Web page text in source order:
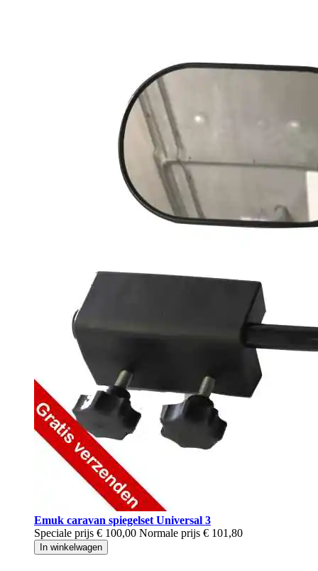
Emuk caravan spiegelset Universal 3
Speciale prijs € 100,00 Normale prijs € 101,80
In winkelwagen